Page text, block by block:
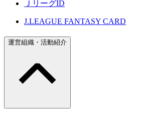
ＪリーグID
J.LEAGUE FANTASY CARD
運営組織・活動紹介